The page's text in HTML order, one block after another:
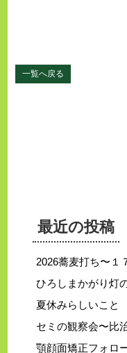
一覧へ戻る
最近の投稿
2026蕎麦打ち〜１
ひろしまかがり灯
夏休みらしいこと
セミの観察会〜比
顎顔面矯正フォロ